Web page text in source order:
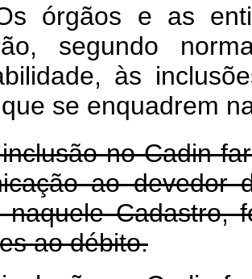
órgãos e as
segundo
às
se enquadrem
no Cadin
ao devedor
naquele Cadastro,
ao débito.